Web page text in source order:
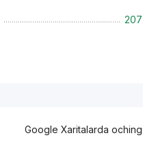
207
Google Xaritalarda oching